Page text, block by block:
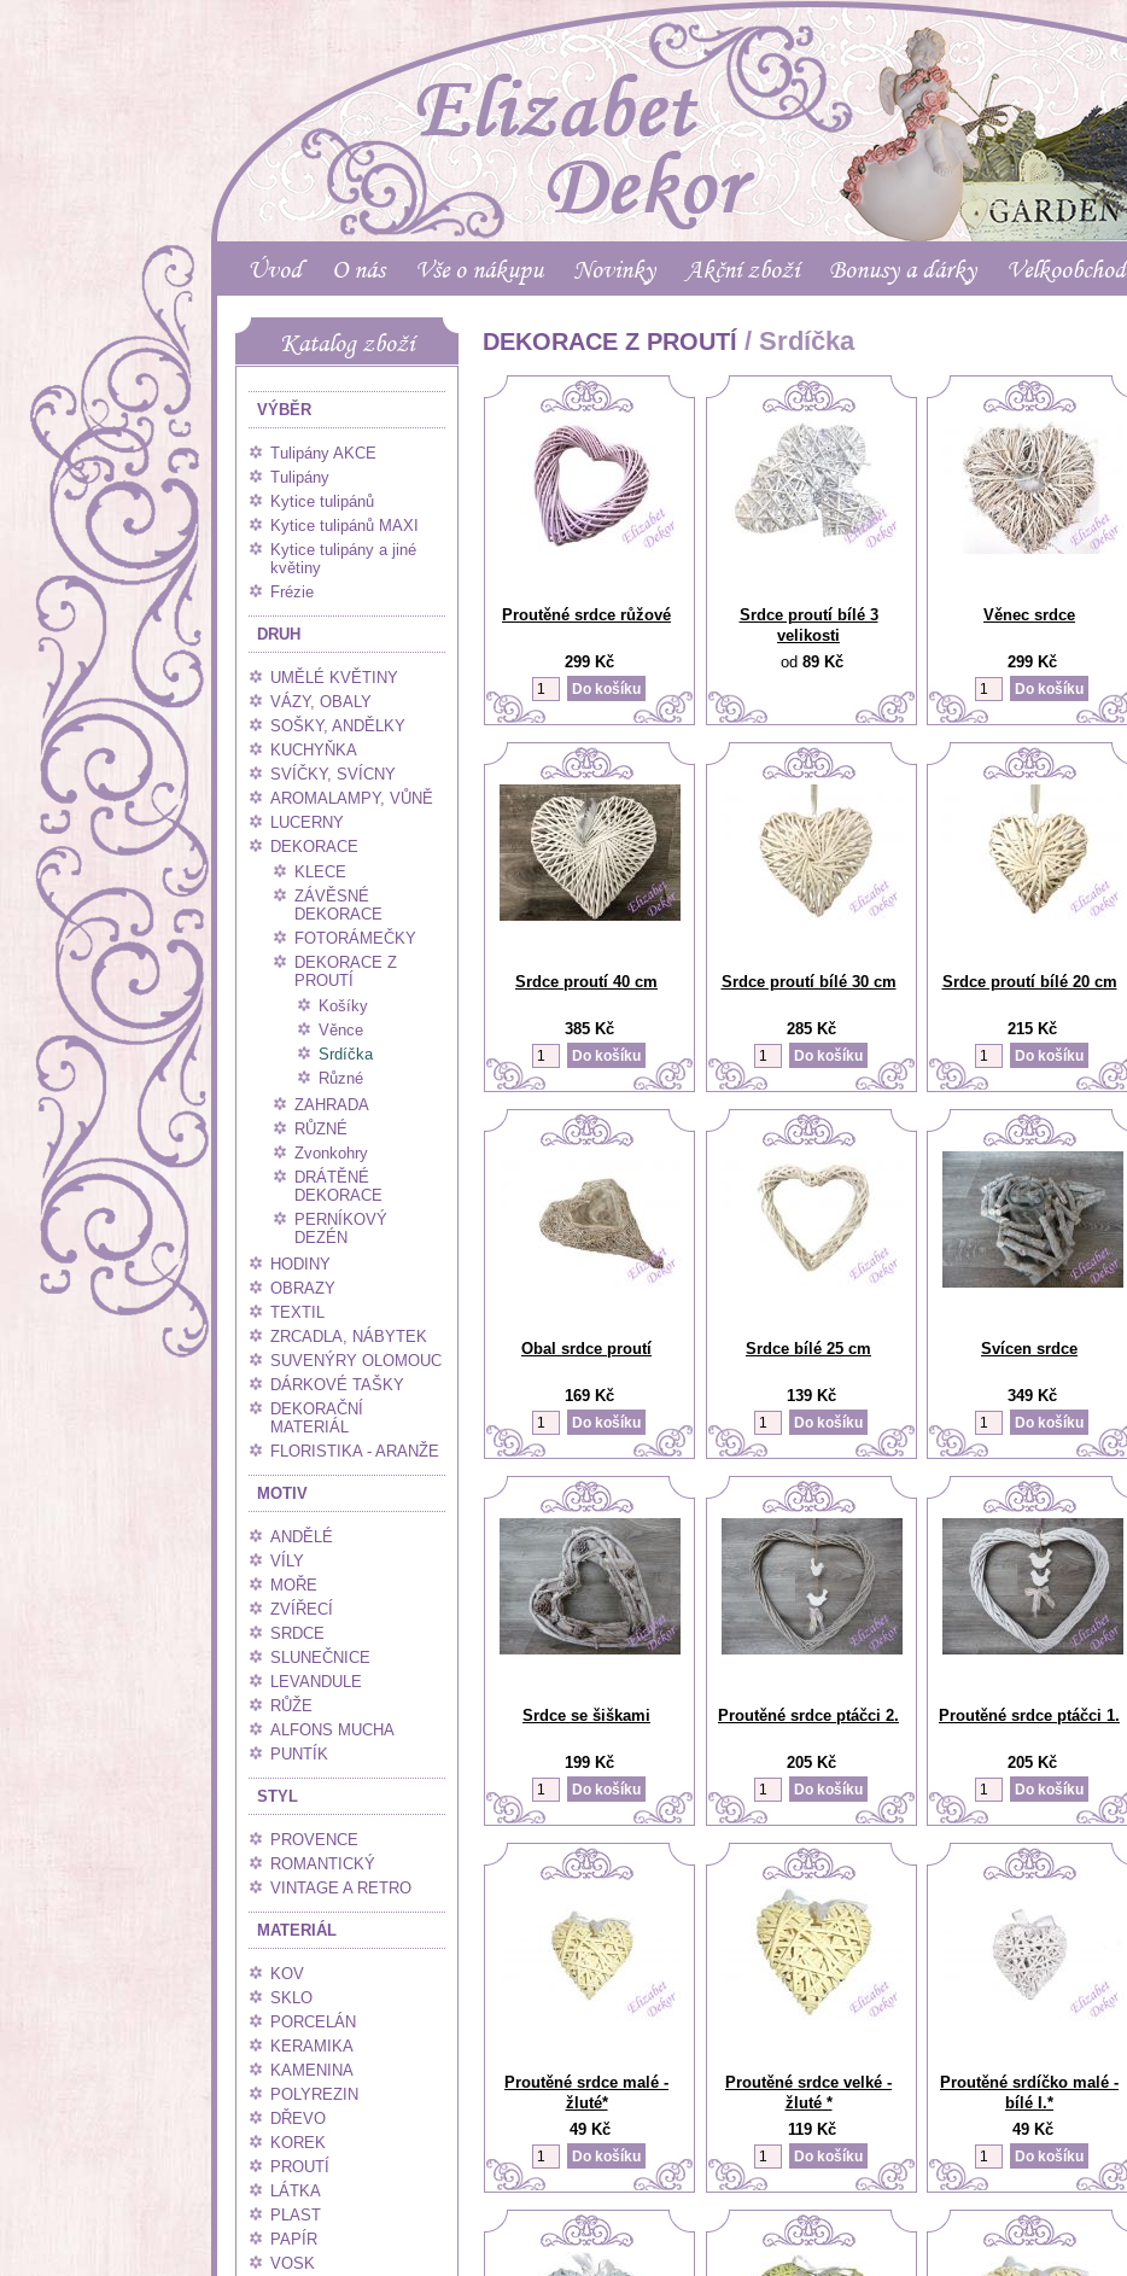
Úvod O nás Vše o nákupu Novinky Akční zboží Bonusy a dárky Velkoobchod
Katalog zboží
VÝBĚR
Tulipány AKCE
Tulipány
Kytice tulipánů
Kytice tulipánů MAXI
Kytice tulipány a jiné
květiny
Frézie
DRUH
UMĚLÉ KVĚTINY
VÁZY, OBALY
SOŠKY, ANDĚLKY
KUCHYŇKA
SVÍČKY, SVÍCNY
AROMALAMPY, VŮNĚ
LUCERNY
DEKORACE
KLECE
ZÁVĚSNÉ
DEKORACE
FOTORÁMEČKY
DEKORACE Z
PROUTÍ
Košíky
Věnce
Srdíčka
Různé
ZAHRADA
RŮZNÉ
Zvonkohry
DRÁTĚNÉ
DEKORACE
PERNÍKOVÝ
DEZÉN
HODINY
OBRAZY
TEXTIL
ZRCADLA, NÁBYTEK
SUVENÝRY OLOMOUC
DÁRKOVÉ TAŠKY
DEKORAČNÍ
MATERIÁL
FLORISTIKA - ARANŽE
MOTIV
ANDĚLÉ
VÍLY
MOŘE
ZVÍŘECÍ
SRDCE
SLUNEČNICE
LEVANDULE
RŮŽE
ALFONS MUCHA
PUNTÍK
STYL
PROVENCE
ROMANTICKÝ
VINTAGE A RETRO
MATERIÁL
KOV
SKLO
PORCELÁN
KERAMIKA
KAMENINA
POLYREZIN
DŘEVO
KOREK
PROUTÍ
LÁTKA
PLAST
PAPÍR
VOSK
DEKORACE Z PROUTÍ / Srdíčka
Proutěné srdce růžové
299 Kč
Srdce proutí bílé 3
velikosti
od 89 Kč
Věnec srdce
299 Kč
Srdce proutí 40 cm
385 Kč
Srdce proutí bílé 30 cm
285 Kč
Srdce proutí bílé 20 cm
215 Kč
Obal srdce proutí
169 Kč
Srdce bílé 25 cm
139 Kč
Svícen srdce
349 Kč
Srdce se šiškami
199 Kč
Proutěné srdce ptáčci 2.
205 Kč
Proutěné srdce ptáčci 1.
205 Kč
Proutěné srdce malé -
žluté*
49 Kč
Proutěné srdce velké -
žluté *
119 Kč
Proutěné srdíčko malé -
bílé I.*
49 Kč